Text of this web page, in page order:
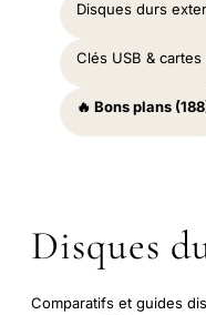
Disques durs
Clés USB & cartes
🔥 Bons plans
Disques
Comparatifs et guides